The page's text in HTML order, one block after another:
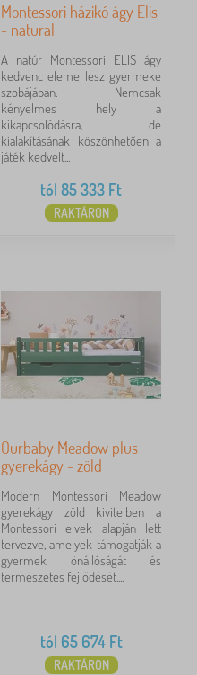
Montessori házikó ágy Elis
- natural
A natúr Montessori ELIS ágy
kedvenc eleme lesz gyermeke
szobájában. Nemcsak
kényelmes hely a
kikapcsolódásra, de
kialakításának köszönhetően a
játék kedvelt...
tól 85 333 Ft
RAKTÁRON
Ourbaby Meadow plus
gyerekágy - zöld
Modern Montessori Meadow
gyerekágy zöld kivitelben a
Montessori elvek alapján lett
tervezve, amelyek támogatják a
gyermek önállóságát és
természetes fejlődését....
tól 65 674Ft
RAKTÁRON